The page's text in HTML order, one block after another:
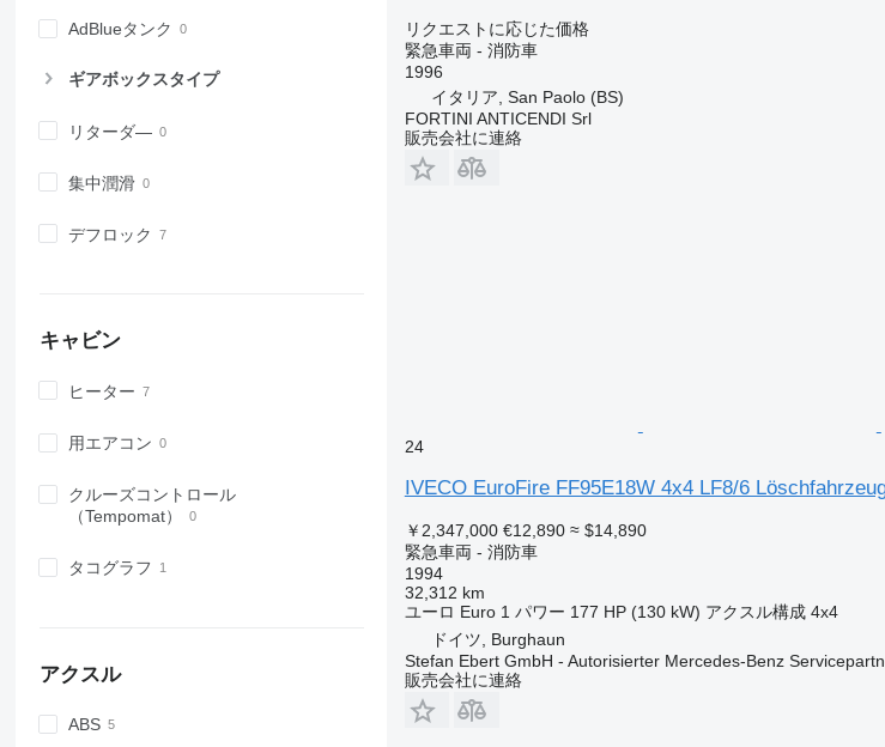
AdBlueタンク
ギアボックスタイプ
リターダ―
集中潤滑
デフロック
キャビン
ヒーター
用エアコン
クルーズコントロール
（Tempomat）
タコグラフ
アクスル
ABS
リクエストに応じた価格
緊急車両 - 消防車
1996
イタリア, San Paolo (BS)
FORTINI ANTICENDI Srl
販売会社に連絡
24
IVECO EuroFire FF95E18W 4x4 LF8/6
￥2,347,000 €12,890 ≈ $14,890
緊急車両 - 消防車
1994
32,312 km
ユーロ Euro 1 パワー 177 HP (130 kW) アクスル構成 4x4
ドイツ, Burghaun
Stefan Ebert GmbH - Autorisierter Mercedes-Benz
販売会社に連絡